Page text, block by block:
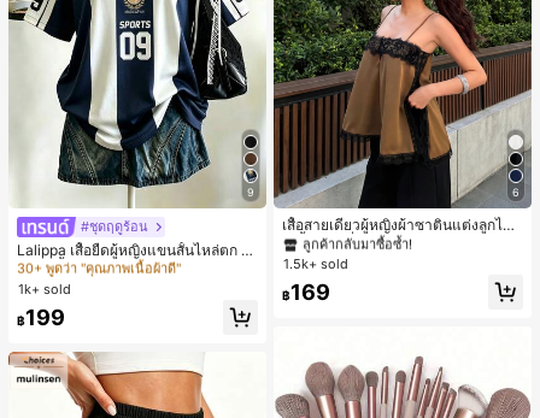
9
#ชุดฤดูร้อน
Lalippa เสื้อยืดผู้หญิงแขนสั้นไหล่ตก ค
อวีปกเสื้อ ลายพิมพ์ดิจิทัลลายทาง สไตล์
สปอร์ตแฟชั่นมินิมอล ของขวัญสำหรับเ
พื่อน
#1 ขายดี ใน หลากสี เสื้อยืดผู้หญิง
30+ พูดว่า "คุณภาพเนื้อผ้าดี"
#1 ขายดี ใน หลากสี เสื้อยืดผู้หญิง
30+ พูดว่า "คุณภาพเนื้อผ้าดี"
#1 ขายดี ใน หลากสี เสื้อยืดผู้หญิง
30+ พูดว่า "คุณภาพเนื้อผ้าดี"
#1 ขายดี
30+ พูดว่า "คุณภาพเนื้อผ้าดี"
1k+ sold
฿199
6
เสื้อสายเดี่ยวผู้หญิงผ้าซาตินแต่งลูกไม้
- เสื้อสายเดี่ยวฤดูร้อนสีคากีมีรอยผ่าด้า
นข้างที่น่าดึงดูดแบบสบายๆ
#1 ขายดี
ใน สีกากี เสื้อสตรี เสื้อเบลาส์ & Tee
ลูกค้ากลับมาซื้อซ้ำ!
100+ พูดว่า "ไม่มีกลิ่น"
#1 ขายดี
ใน สีกากี เสื้อสตรี เสื้อเบลาส์ & Tee
ลูกค้ากลับมาซื้อซ้ำ!
100+ พูดว่า "ไม่มีกลิ่น"
#1 ขายดี
ใน สีกากี เสื้อสตรี เสื้อเบลาส์ & Tee
ลูกค้ากลับมาซื้อซ้ำ!
100+ พูดว่า "ไม่มีกลิ่น"
#1 ขายดี
ลูกค้ากลับมาซื้อซ้ำ!
1.5k+ sold
฿169